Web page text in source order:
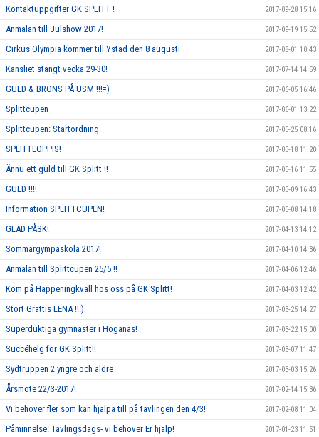
Kontaktuppgifter GK SPLITT ! 2017-09-28 15:16
Anmälan till Julshow 2017! 2017-09-19 15:52
Cirkus Olympia kommer till Ystad den 8 augusti 2017-08-01 10:43
Kansliet stängt vecka 29-30! 2017-07-14 14:59
GULD & BRONS PÅ USM !!!=) 2017-06-05 16:46
Splittcupen 2017-06-01 13:22
Splittcupen: Startordning 2017-05-25 08:16
SPLITTLOPPIS! 2017-05-18 11:20
Ännu ett guld till GK Splitt !! 2017-05-16 11:55
GULD !!!! 2017-05-09 16:43
Information SPLITTCUPEN! 2017-05-08 14:18
GLAD PÅSK! 2017-04-13 14:12
Sommargympaskola 2017! 2017-04-10 14:36
Anmälan till Splittcupen 25/5 !! 2017-04-06 12:46
Kom på Happeningkväll hos oss på GK Splitt! 2017-04-03 12:42
Stort Grattis LENA !!:) 2017-03-25 14:27
Superduktiga gymnaster i Höganäs! 2017-03-22 15:00
Succéhelg för GK Splitt!! 2017-03-07 11:47
Sydtruppen 2 yngre och äldre 2017-03-03 15:26
Årsmöte 22/3-2017! 2017-02-14 15:36
Vi behöver fler som kan hjälpa till på tävlingen den 4/3! 2017-02-08 11:04
Påminnelse: Tävlingsdags- vi behöver Er hjälp! 2017-01-23 11:51